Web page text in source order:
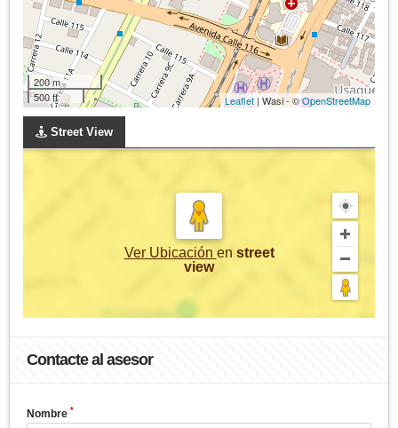
200 m
500 ft
Leaflet | Wasi - ©OpenStreetMap
Street View
Ver Ubicación en street
view
Contacte al asesor
Nombre *